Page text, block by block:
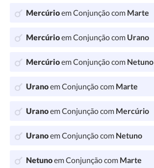
Mercúrioem Conjunção com Marte
Mercúrioem Conjunção com Urano
Mercúrioem Conjunção com Netuno
Uranoem Conjunção com Marte
Uranoem Conjunção com Mercúrio
Uranoem Conjunção com Netuno
Netunoem Conjunção com Marte